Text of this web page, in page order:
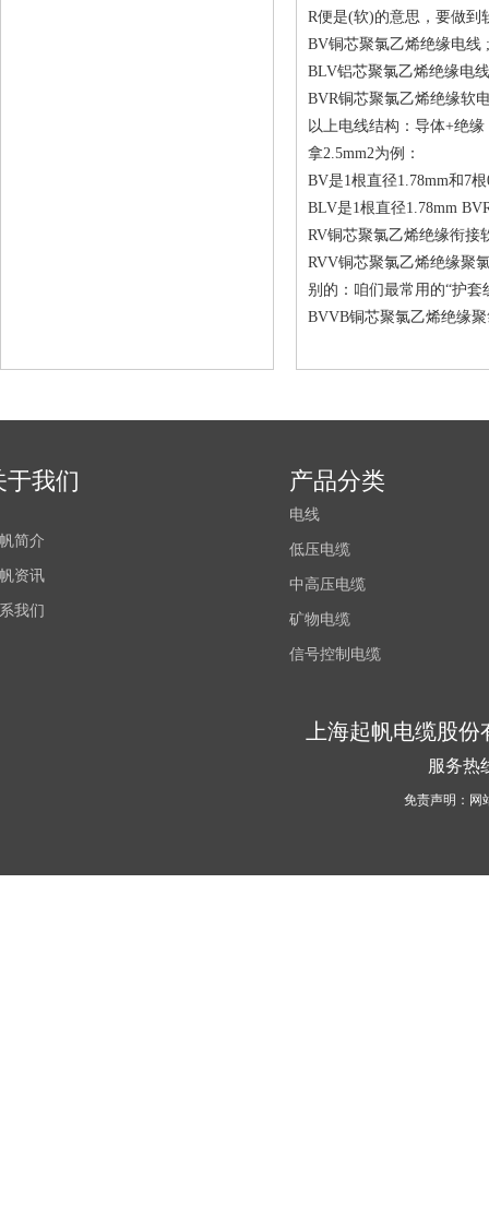
R便是(软)的意思，要做到
BV铜芯聚氯乙烯绝缘电线 ;
BLV铝芯聚氯乙烯绝缘电
BVR铜芯聚氯乙烯绝缘软
以上电线结构：导体+绝缘
拿2.5mm2为例：
BV是1根直径1.78mm和7
BLV是1根直径1.78mm
RV铜芯聚氯乙烯绝缘衔接
RVV铜芯聚氯乙烯绝缘聚
别的：咱们最常用的“护套
BVVB铜芯聚氯乙烯绝缘
于我们
简介
资讯
我们
产品分类
电线
低压电缆
中高压电缆
矿物电缆
信号控制电缆
上海起帆电缆股
服务热
免责声明：网